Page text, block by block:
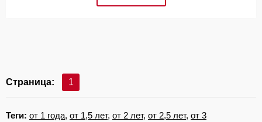
Страница: 1
Теги: от 1 года, от 1,5 лет, от 2 лет, от 2,5 лет, от 3